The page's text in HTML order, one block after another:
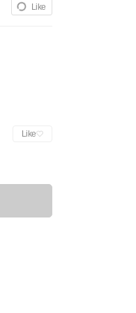
Like
Like